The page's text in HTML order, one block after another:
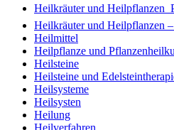
Heilkräuter und Heilpflanzen 
Heilkräuter und Heilpflanzen
Heilmittel
Heilpflanze und
Heilsteine
Heilsteine und
Heilsysteme
Heilsysten
Heilung
Heilverfahren